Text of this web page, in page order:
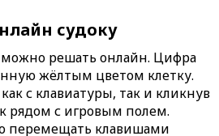
судоку
можно решать онлайн. Цифра
жёлтым цветом клетку.
с клавиатуры, так и кликнув
рядом с игровым полем.
перемещать клавишами